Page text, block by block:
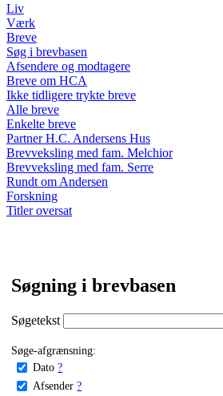
Liv
Værk
Breve
Søg i brevbasen
Afsendere og modtagere
Breve om HCA
Ikke tidligere trykte breve
Alle breve
Enkelte breve
Partner H.C. Andersens Hus
Brevveksling med fam. Melchior
Brevveksling med fam. Serre
Rundt om Andersen
Forskning
Titler oversat
Søgning i brevbasen
Søgetekst
Søge-afgrænsning:
Dato ?
Afsender ?